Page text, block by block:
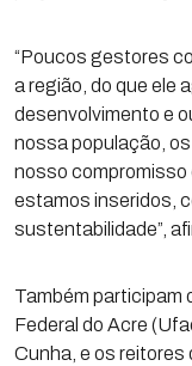
“Poucos gestores
a região, do que ele
desenvolvimento e
nossa população,
nosso compromisso
estamos inseridos,
sustentabilidade”,
Também participam
Federal do Acre
Cunha, e os